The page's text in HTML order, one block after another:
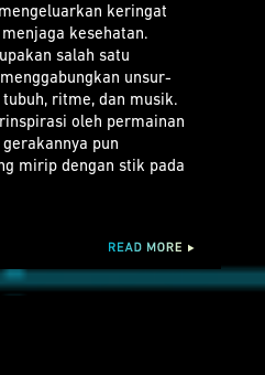
keringat
kesehatan.
salah satu
unsur-
ritme, dan musik.
oleh permainan
pun
mirip dengan stik pada